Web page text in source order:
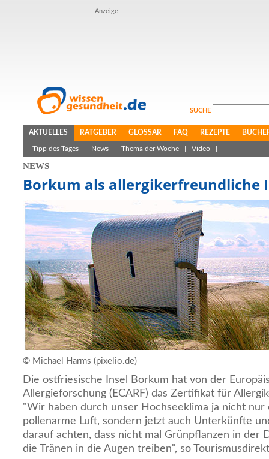
Anzeige:
SUCHE
AKTUELLES RATGEBER GLOSSAR FAQ REZEPTE
Tipp des Tages News Thema der Woche Video
NEWS
Borkum als allergikerfreundliche
© Michael Harms (pixelio.de)
Die ostfriesische Insel Borkum hat von der
Allergieforschung (ECARF) das Zertifikat für
"Wir haben durch unser Hochseeklima ja nicht nur
pollenarme Luft, sondern jetzt auch Unterkünfte
darauf achten, dass nicht mal Grünpflanzen in der
die Tränen in die Augen treiben", so